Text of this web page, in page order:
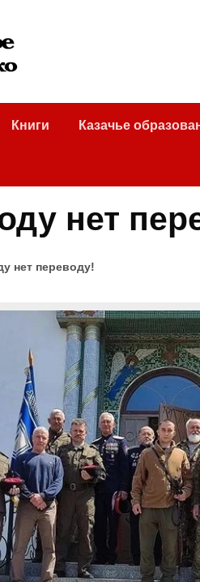
Книги Казачье
нет
нет переводу!